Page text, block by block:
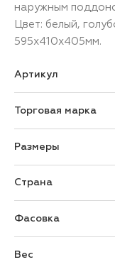
наружным
Цвет: белый,
595х410х405мм.
Артикул
Торговая марка
Размеры
Страна
Фасовка
Вес